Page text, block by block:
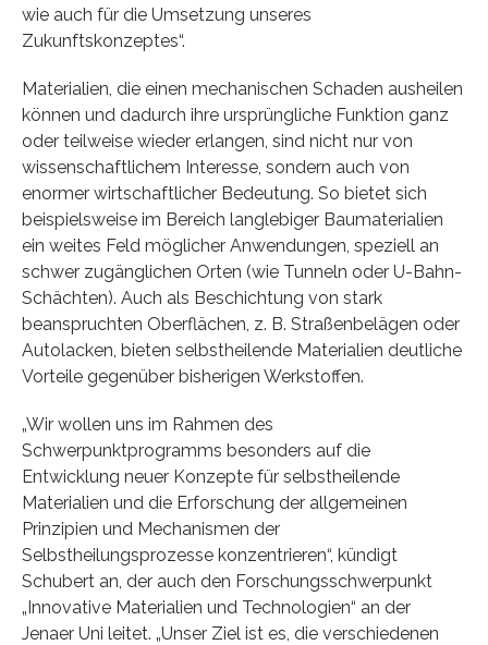
wie auch für die Umsetzung unseres
Zukunftskonzeptes“.
Materialien, die einen mechanischen Schaden ausheilen
können und dadurch ihre ursprüngliche Funktion ganz
oder teilweise wieder erlangen, sind nicht nur von
wissenschaftlichem Interesse, sondern auch von
enormer wirtschaftlicher Bedeutung. So bietet sich
beispielsweise im Bereich langlebiger Baumaterialien
ein weites Feld möglicher Anwendungen, speziell an
schwer zugänglichen Orten (wie Tunneln oder U-Bahn-
Schächten). Auch als Beschichtung von stark
beanspruchten Oberflächen, z. B. Straßenbelägen oder
Autolacken, bieten selbstheilende Materialien deutliche
Vorteile gegenüber bisherigen Werkstoffen.
„Wir wollen uns im Rahmen des
Schwerpunktprogramms besonders auf die
Entwicklung neuer Konzepte für selbstheilende
Materialien und die Erforschung der allgemeinen
Prinzipien und Mechanismen der
Selbstheilungsprozesse konzentrieren“, kündigt
Schubert an, der auch den Forschungsschwerpunkt
„Innovative Materialien und Technologien“ an der
Jenaer Uni leitet. „Unser Ziel ist es, die verschiedenen